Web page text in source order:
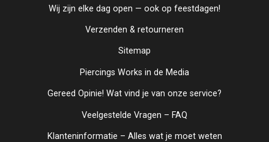
Wij zijn elke dag open — ook op feestdagen!
Verzenden & retourneren
Sitemap
Piercings Works in de Media
Gereed Opinie! Wat vind je van onze service?
Veelgestelde Vragen – FAQ
Klanteninformatie – Alles wat je moet weten